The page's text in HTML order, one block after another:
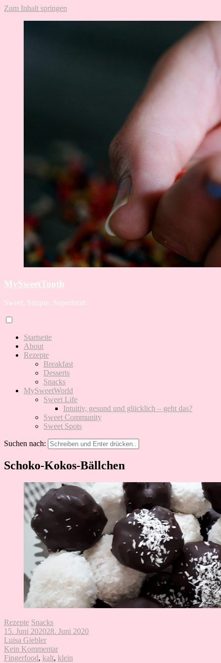
Zum Inhalt springen
MySweetTooth
Sweet. Simple. Superfood.
Startseite
About
Rezepte
Breakfast
Desserts
Snacks
MySweetWorld
Sweet Life
Intuitiv, gesund und glücklich – geht das?
Sweet Community
Sweet Spots
Suchen nach:
Schoko-Kokos-Bällchen
Rezepte Snacks
15. Juni 202028. Juni 2020
Luisa Giebler
Kein Kommentar
Fingerfood, kalt, klein